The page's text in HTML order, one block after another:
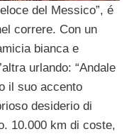
del Messico”, é
correre. Con un
bianca e
urlando: “Andale
il suo accento
desiderio di
10.000 km di coste,